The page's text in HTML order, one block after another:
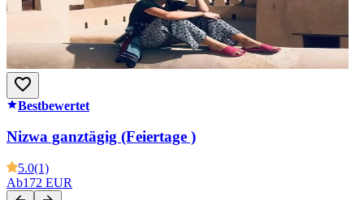
Bestbewertet
Nizwa ganztägig (Feiertage )
5.0(1)
Ab172 EUR